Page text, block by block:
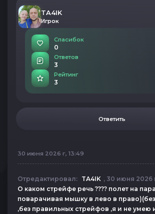
TA4IK
Игрок
Спасибок
0
Ответов
3
Рейтинг
3
Ответить
30 июня 2026 г, 13:49
Отредактировал: TA4IK , 30 июня 2026
О каком стрейфе речь ???? полет на
поварачивая мышку в лево в
,без правильных стрейфов ,я и не умею